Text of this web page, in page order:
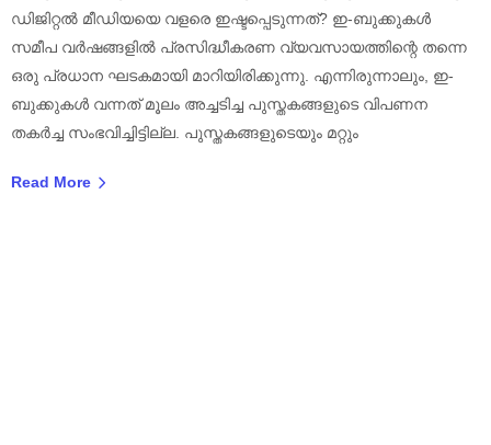
ഡിജിറ്റൽ മീഡിയയെ വളരെ ഇഷ്ടപ്പെടുന്നത്? ഇ-ബുക്കുകൾ
സമീപ വർഷങ്ങളിൽ പ്രസിദ്ധീകരണ വ്യവസായത്തിന്റെ തന്നെ
ഒരു പ്രധാന ഘടകമായി മാറിയിരിക്കുന്നു. എന്നിരുന്നാലും, ഇ-
ബുക്കുകൾ വന്നത് മൂലം അച്ചടിച്ച പുസ്തകങ്ങളുടെ വിപണന
തകർച്ച സംഭവിച്ചിട്ടില്ല. പുസ്തകങ്ങളുടെയും മറ്റും
Read More